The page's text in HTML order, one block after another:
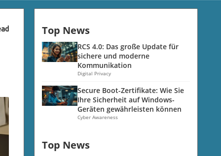
Top News
RCS 4.0: Das große Update für
sichere und moderne
Kommunikation
Digital Privacy
Secure Boot-Zertifikate: Wie Sie
Ihre Sicherheit auf Windows-
Geräten gewährleisten können
Cyber Awareness
Top News